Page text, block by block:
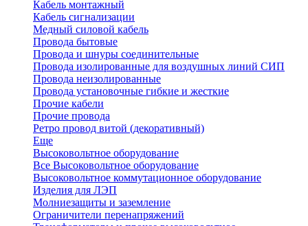
Кабель монтажный
Кабель сигнализации
Медный силовой кабель
Провода бытовые
Провода и шнуры соединительные
Провода изолированные для воздушных линий СИП
Провода неизолированные
Провода установочные гибкие и жесткие
Прочие кабели
Прочие провода
Ретро провод витой (декоративный)
Еще
Высоковольтное оборудование
Все Высоковольтное оборудование
Высоковольтное коммутационное оборудование
Изделия для ЛЭП
Молниезащиты и заземление
Ограничители перенапряжений